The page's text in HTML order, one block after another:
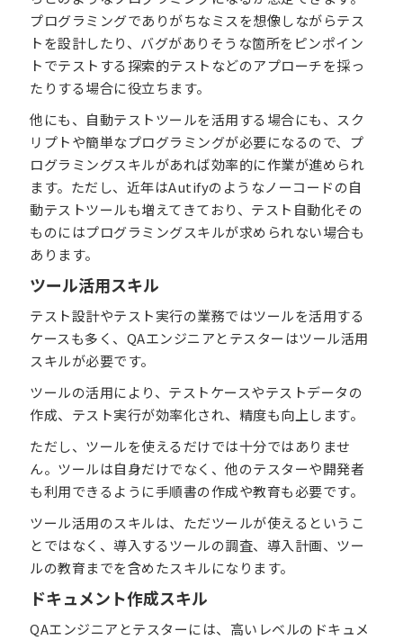
プログラミングでありがちなミスを想像しながらテス
トを設計したり、バグがありそうな箇所をピンポイン
トでテストする探索的テストなどのアプローチを採っ
たりする場合に役立ちます。
他にも、自動テストツールを活用する場合にも、スク
リプトや簡単なプログラミングが必要になるので、プ
ログラミングスキルがあれば効率的に作業が進められ
ます。ただし、近年はAutifyのようなノーコードの自
動テストツールも増えてきており、テスト自動化その
ものにはプログラミングスキルが求められない場合も
あります。
ツール活用スキル
テスト設計やテスト実行の業務ではツールを活用する
ケースも多く、QAエンジニアとテスターはツール活用
スキルが必要です。
ツールの活用により、テストケースやテストデータの
作成、テスト実行が効率化され、精度も向上します。
ただし、ツールを使えるだけでは十分ではありませ
ん。ツールは自身だけでなく、他のテスターや開発者
も利用できるように手順書の作成や教育も必要です。
ツール活用のスキルは、ただツールが使えるというこ
とではなく、導入するツールの調査、導入計画、ツー
ルの教育までを含めたスキルになります。
ドキュメント作成スキル
QAエンジニアとテスターには、高いレベルのドキュメ